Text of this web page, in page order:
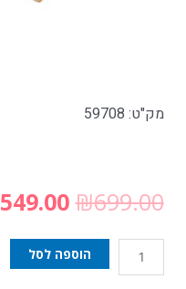
מק"ט: 59708
₪699.00
549.00
הוספה לסל